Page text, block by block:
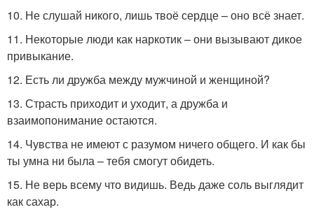
10. Не слушай никого, лишь твоё сердце – оно всё знает.
11. Некоторые люди как наркотик – они вызывают дикое
привыкание.
12. Есть ли дружба между мужчиной и женщиной?
13. Страсть приходит и уходит, а дружба и
взаимопонимание остаются.
14. Чувства не имеют с разумом ничего общего. И как бы
ты умна ни была – тебя смогут обидеть.
15. Не верь всему что видишь. Ведь даже соль выглядит
как сахар.